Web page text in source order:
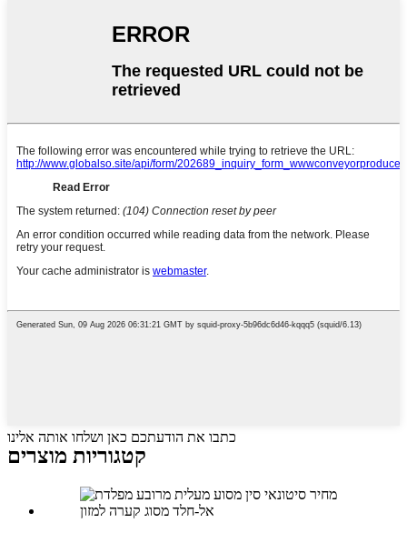
כתבו את הודעתכם כאן ושלחו אותה אלינו
קטגוריות מוצרים